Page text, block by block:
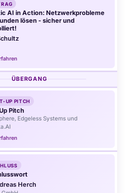
AI in Action: Netzwerkprobleme
lösen - sicher und
ÜBERGANG
UP PITCH
Pitch
Edgeless Systems und
Herch